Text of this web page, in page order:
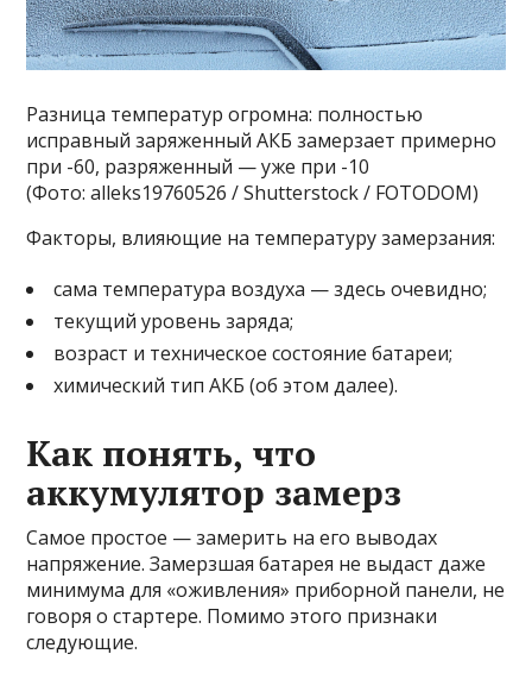
Разница температур огромна: полностью
исправный заряженный АКБ замерзает примерно
при -60, разряженный — уже при -10
(Фото: alleks19760526 / Shutterstock / FOTODOM)
Факторы, влияющие на температуру замерзания:
сама температура воздуха — здесь очевидно;
текущий уровень заряда;
возраст и техническое состояние батареи;
химический тип АКБ (об этом далее).
Как понять, что
аккумулятор замерз
Самое простое — замерить на его выводах
напряжение. Замерзшая батарея не выдаст даже
минимума для «оживления» приборной панели, не
говоря о стартере. Помимо этого признаки
следующие.